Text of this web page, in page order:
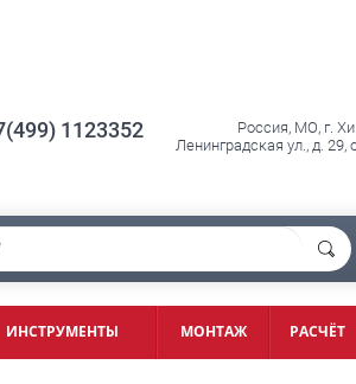
1123352
Россия, МО, г.
Ленинградская ул., д. 29,
ИНСТРУМЕНТЫ МОНТАЖ РАСЧЁТ